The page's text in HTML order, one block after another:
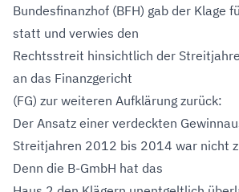
Bundesfinanzhof (BFH) gab der Klage
statt und verwies den
Rechtsstreit hinsichtlich der
an das Finanzgericht
(FG) zur weiteren Aufklärung zurück:
Der Ansatz einer verdeckten
Streitjahren 2012 bis 2014 war nicht
Denn die B-GmbH hat das